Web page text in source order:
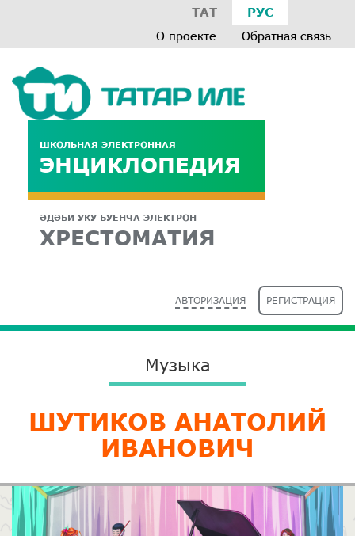
ТАТ РУС
О проекте Обратная связь
ШКОЛЬНАЯ ЭЛЕКТРОННАЯ
ЭНЦИКЛОПЕДИЯ
ӘДӘБИ УКУ БУЕНЧА ЭЛЕКТРОН
ХРЕСТОМАТИЯ
АВТОРИЗАЦИЯ РЕГИСТРАЦИЯ
Музыка
ШУТИКОВ АНАТОЛИЙ
ИВАНОВИЧ